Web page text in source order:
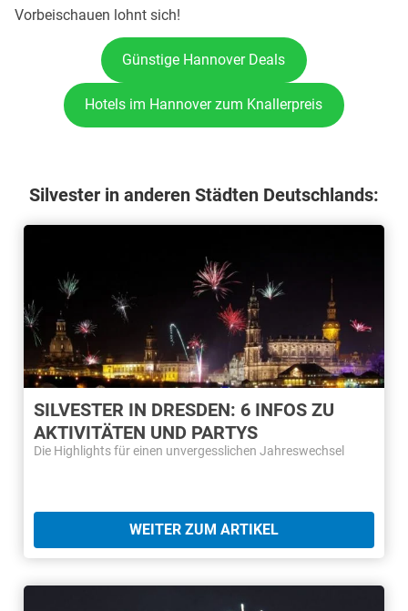
Vorbeischauen lohnt sich!
Günstige Hannover Deals
Hotels im Hannover zum Knallerpreis
Silvester in anderen Städten Deutschlands:
SILVESTER IN DRESDEN: 6 INFOS ZU
AKTIVITÄTEN UND PARTYS
Die Highlights für einen unvergesslichen Jahreswechsel
WEITER ZUM ARTIKEL